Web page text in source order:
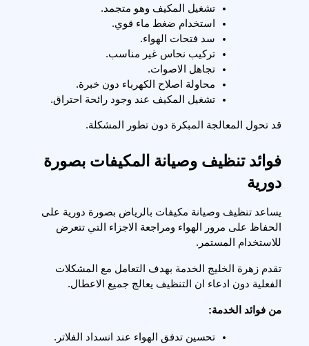
تشغيل المكيف وهو متجمد.
استخدام ضغط ماء قوي.
سد فتحات الهواء.
تركيب نحاس غير مناسب.
تجاهل الاصوات.
محاولة اصلاح الكهرباء دون خبرة.
تشغيل المكيف عند وجود رائحة احتراق.
قد تحول المعالجة المبكرة دون تطور المشكلة.
دورية
للاستخدام المستمر.
الفعلية دون ادعاء ان التنظيف يعالج جميع الاعطال.
من فوائد الخدمة:
تحسين تدفق الهواء عند انسداد الفلاتر.